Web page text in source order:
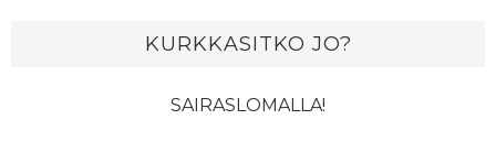
KURKKASITKO JO?
SAIRASLOMALLA!